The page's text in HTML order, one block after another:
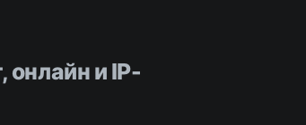
онлайн и IP-